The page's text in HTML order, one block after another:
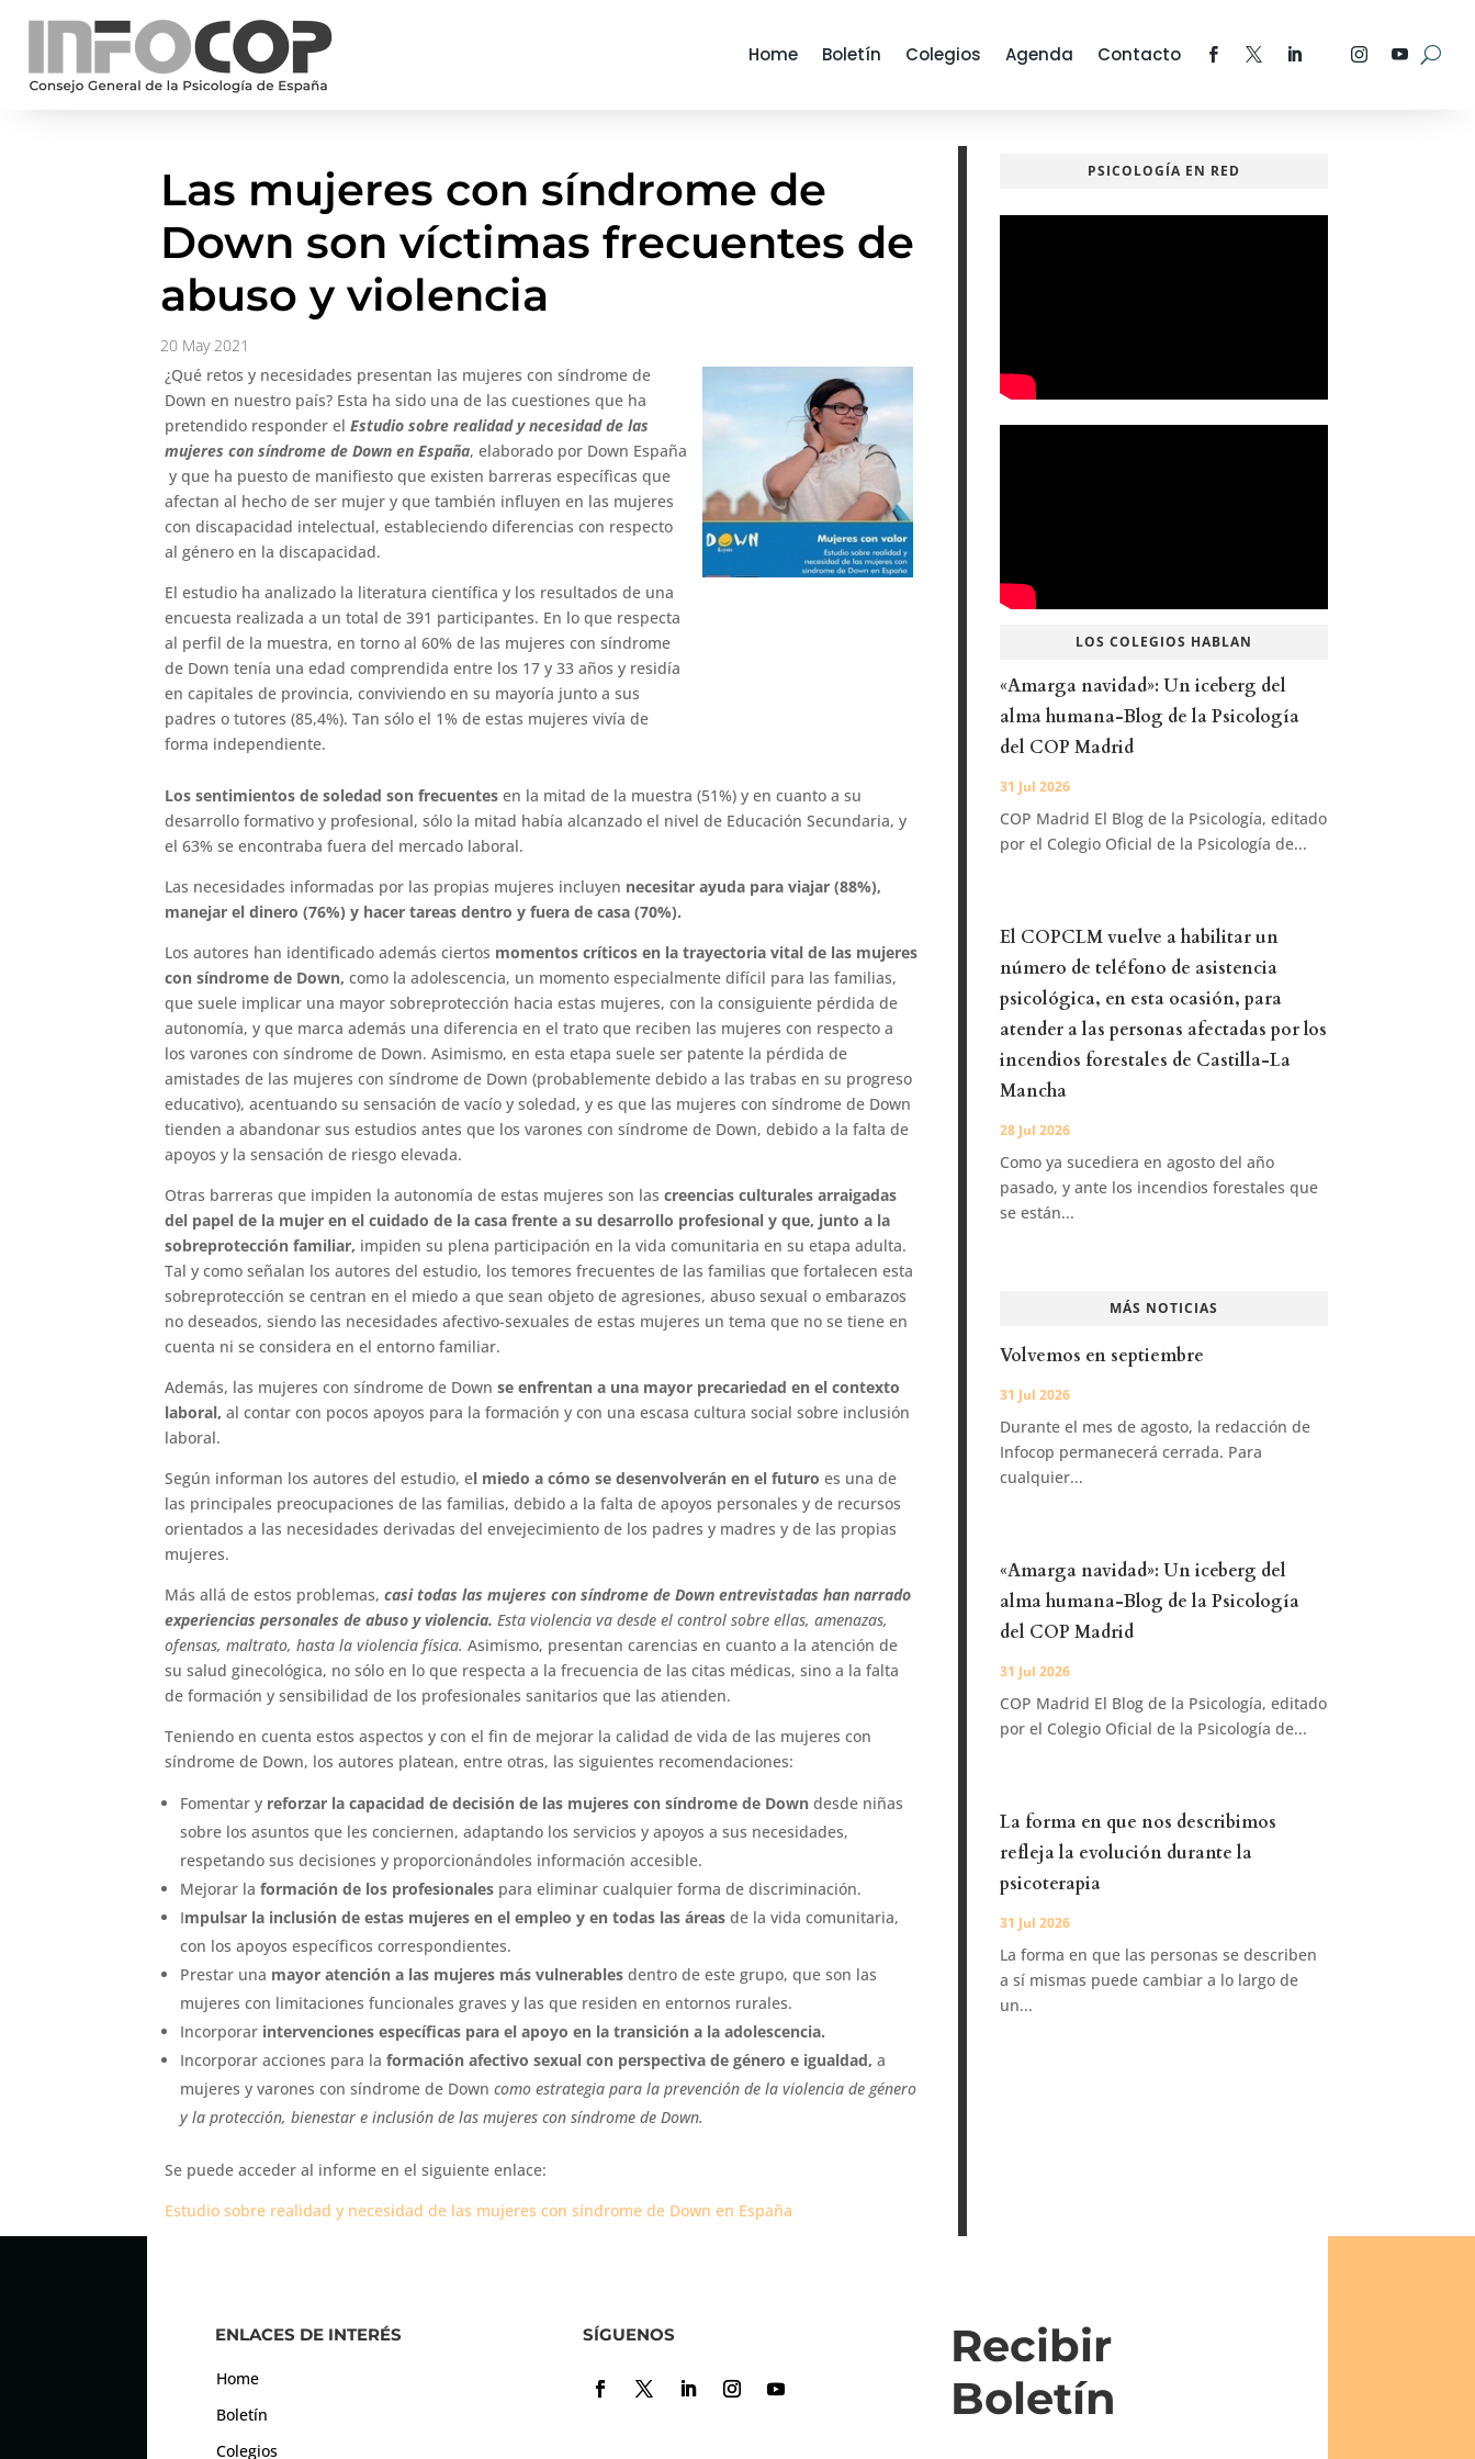
Home Boletín Colegios Agenda Contacto
Las mujeres con síndrome de
Down son víctimas frecuentes de
abuso y violencia
20 May 2021
¿Qué retos y necesidades presentan las mujeres con síndrome de
Down en nuestro país? Esta ha sido una de las cuestiones que ha
pretendido responder elEstudio sobre realidad y necesidad de las
mujeres con síndrome de Down en España, elaborado por Down España
y que ha puesto de manifiesto que existen barreras específicas que
afectan al hecho de ser mujer y que también influyen en las mujeres
con discapacidad intelectual, estableciendo diferencias con respecto
al género en la discapacidad.
El estudio ha analizado la literatura científica y los resultados de una
encuesta realizada a un total de 391 participantes. En lo que respecta
al perfil de la muestra, en torno al 60% de las mujeres con síndrome
de Down tenía una edad comprendida entre los 17 y 33 años y residía
en capitales de provincia, conviviendo en su mayoría junto a sus
padres o tutores (85,4%). Tan sólo el 1% de estas mujeres vivía de
forma independiente.
Los sentimientos de soledad son frecuentesen la mitad de la muestra (51%) y en cuanto a su
desarrollo formativo y profesional, sólo la mitad había alcanzado el nivel de Educación Secundaria, y
el 63% se encontraba fuera del mercado laboral.
Las necesidades informadas por las propias mujeres incluyen necesitar ayuda para viajar (88%),
manejar el dinero (76%) y hacer tareas dentro y fuera de casa (70%).
Los autores han identificado además ciertos momentos críticos en la trayectoria vital de las mujeres
con síndrome de Down, como la adolescencia, un momento especialmente difícil para las familias,
que suele implicar una mayor sobreprotección hacia estas mujeres, con la consiguiente pérdida de
autonomía, y que marca además una diferencia en el trato que reciben las mujeres con respecto a
los varones con síndrome de Down. Asimismo, en esta etapa suele ser patente la pérdida de
amistades de las mujeres con síndrome de Down (probablemente debido a las trabas en su progreso
educativo), acentuando su sensación de vacío y soledad, y es que las mujeres con síndrome de Down
tienden a abandonar sus estudios antes que los varones con síndrome de Down, debido a la falta de
apoyos y la sensación de riesgo elevada.
Otras barreras que impiden la autonomía de estas mujeres son lascreencias culturales arraigadas
del papel de la mujer en el cuidado de la casa frente a su desarrollo profesional y que, junto a la
sobreprotección familiar, impiden su plena participación en la vida comunitaria en su etapa adulta.
Tal y como señalan los autores del estudio, los temores frecuentes de las familias que fortalecen esta
sobreprotección se centran en el miedo a que sean objeto de agresiones, abuso sexual o embarazos
no deseados, siendo las necesidades afectivo-sexuales de estas mujeres un tema que no se tiene en
cuenta ni se considera en el entorno familiar.
Además, las mujeres con síndrome de Downse enfrentan a una mayor precariedad en el contexto
laboral, al contar con pocos apoyos para la formación y con una escasa cultura social sobre inclusión
laboral.
Según informan los autores del estudio, el miedo a cómo se desenvolverán en el futuro es una de
las principales preocupaciones de las familias, debido a la falta de apoyos personales y de recursos
orientados a las necesidades derivadas del envejecimiento de los padres y madres y de las propias
mujeres.
Más allá de estos problemas,casi todas las mujeres con síndrome de Down entrevistadas han narrado
experiencias personales de abuso y violencia.Esta violencia va desde el control sobre ellas, amenazas,
ofensas, maltrato, hasta la violencia física. Asimismo, presentan carencias en cuanto a la atención de
su salud ginecológica, no sólo en lo que respecta a la frecuencia de las citas médicas, sino a la falta
de formación y sensibilidad de los profesionales sanitarios que las atienden.
Teniendo en cuenta estos aspectos y con el fin de mejorar la calidad de vida de las mujeres con
síndrome de Down, los autores platean, entre otras, las siguientes recomendaciones:
Fomentar y reforzar la capacidad de decisión de las mujeres con síndrome de Down desde niñas
sobre los asuntos que les conciernen, adaptando los servicios y apoyos a sus necesidades,
respetando sus decisiones y proporcionándoles información accesible.
Mejorar laformación de los profesionales para eliminar cualquier forma de discriminación.
Impulsar la inclusión de estas mujeres en el empleo y en todas las áreas de la vida comunitaria,
con los apoyos específicos correspondientes.
Prestar una mayor atención a las mujeres más vulnerablesdentro de este grupo, que son las
mujeres con limitaciones funcionales graves y las que residen en entornos rurales.
Incorporar intervenciones específicas para el apoyo en la transición a la adolescencia.
Incorporar acciones para la formación afectivo sexual con perspectiva de género e igualdad,a
mujeres y varones con síndrome de Downcomo estrategia para la prevención de la violencia de género
y la protección, bienestar e inclusión de las mujeres con síndrome de Down.
Se puede acceder al informe en el siguiente enlace:
Estudio sobre realidad y necesidad de las mujeres con síndrome de Down en España
PSICOLOGÍA EN RED
LOS COLEGIOS HABLAN
«Amarga navidad»: Un iceberg del
alma humana-Blog de la Psicología
del COP Madrid
31 Jul 2026
COP Madrid El Blog de la Psicología, editado
por el Colegio Oficial de la Psicología de...
El COPCLM vuelve a habilitar un
número de teléfono de asistencia
psicológica, en esta ocasión, para
atender a las personas afectadas por los
incendios forestales de Castilla-La
Mancha
28 Jul 2026
Como ya sucediera en agosto del año
pasado, y ante los incendios forestales que
se están...
MÁS NOTICIAS
Volvemos en septiembre
31 Jul 2026
Durante el mes de agosto, la redacción de
Infocop permanecerá cerrada. Para
cualquier...
«Amarga navidad»: Un iceberg del
alma humana-Blog de la Psicología
del COP Madrid
31 Jul 2026
COP Madrid El Blog de la Psicología, editado
por el Colegio Oficial de la Psicología de...
La forma en que nos describimos
refleja la evolución durante la
psicoterapia
31 Jul 2026
La forma en que las personas se describen
a sí mismas puede cambiar a lo largo de
un...
ENLACES DE INTERÉS
Home
Boletín
Colegios
SÍGUENOS
Recibir
Boletín